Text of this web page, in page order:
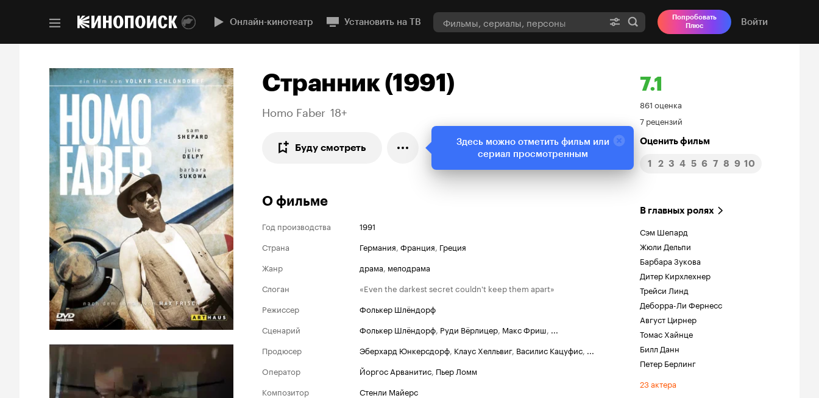
Онлайн-кинотеатр Установить на ТВ
Попробовать
Плюс
Войти
Странник (1991)
Homo Faber 18+
Буду смотреть
7.1
Рейтинг
Кинопоиска
7.1
861 оценка
7 рецензий
Оценить фильм
1 2 3 4 5 6 7 8 9 10
О фильме
Год производства
1991
Страна
Германия, Франция, Греция
Жанр
драма, мелодрама
Слоган
«Even the darkest secret couldn't keep them apart»
Режиссер
Фолькер Шлёндорф
Сценарий
Фолькер Шлёндорф, Руди Вёрлицер, Макс Фриш, ...
Продюсер
Эберхард Юнкерсдорф, Клаус Хелльвиг, Василис Кацуфис, ...
Оператор
Йоргос Арванитис, Пьер Ломм
Композитор
Стенли Майерс
В главных ролях
Сэм Шепард
Жюли Дельпи
Барбара Зукова
Дитер Кирхлехнер
Трейси Линд
Деборра-Ли Фернесс
Август Цирнер
Томас Хайнце
Билл Данн
Петер Берлинг
23 актера
Здесь можно отметить фильм или
сериал просмотренным